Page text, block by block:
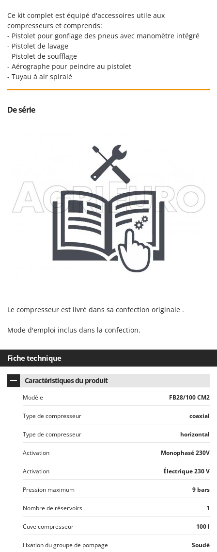
Tenco
Tineco
Titania
Tornado
Tre Spade
Trev - Abrek - TecnoVIR
Trotec
Verdemax
Vesco
Wolf Garten
Y Yard Force
Z
Zanon
Zephir
ZGrills
Zodiac
Zomax
Ce kit complet est équipé d'accessoires utile aux
compresseurs et comprends:
- Pistolet pour gonflage des pneus avec manomètre intégré
- Pistolet de lavage
- Pistolet de soufflage
- Aérographe pour peindre au pistolet
- Tuyau à air spiralé
De série
Le compresseur est livré dans sa confection originale .
Mode d'emploi inclus dans la confection.
Fiche technique
Caractéristiques du produit
Modèle FB28/100 CM2
Type de compresseur coaxial
Type de compresseur horizontal
Activation Monophasé 230V
Activation Électrique 230 V
Pression maximum 9 bars
Nombre de réservoirs 1
Cuve compresseur 100 l
Fixation du groupe de pompage Soudé